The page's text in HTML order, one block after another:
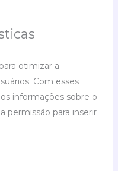
otimizar a
Com esses
informações sobre o
permissão para inserir